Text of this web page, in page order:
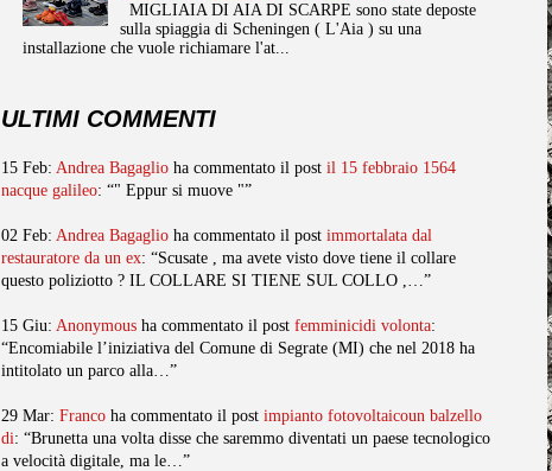
MIGLIAIA DI AIA DI SCARPE sono state deposte
sulla spiaggia di Scheningen ( L'Aia ) su una
installazione che vuole richiamare l'at...
ULTIMI COMMENTI
15 Feb: Andrea Bagaglio ha commentato il post il 15 febbraio 1564
nacque galileo: “" Eppur si muove "”
02 Feb: Andrea Bagaglio ha commentato il post immortalata dal
restauratore da un ex: “Scusate , ma avete visto dove tiene il collare
questo poliziotto ? IL COLLARE SI TIENE SUL COLLO ,…”
15 Giu: Anonymous ha commentato il post femminicidi volonta:
“Encomiabile l’iniziativa del Comune di Segrate (MI) che nel 2018 ha
intitolato un parco alla…”
29 Mar: Franco ha commentato il post impianto fotovoltaicoun balzello
di: “Brunetta una volta disse che saremmo diventati un paese tecnologico
a velocità digitale, ma le…”